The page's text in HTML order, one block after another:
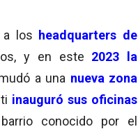
los headquarters de
y en este 2023 la
a una nueva zona
inauguró sus oficinas
conocido por el